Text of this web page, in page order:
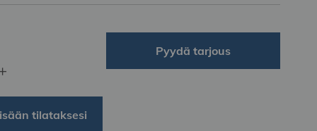
tilataksesi
Pyydä tarjous